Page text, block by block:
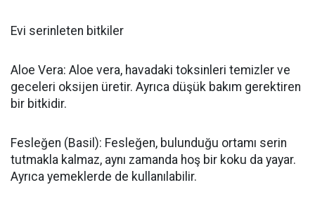
Evi serinleten bitkiler
Aloe Vera: Aloe vera, havadaki toksinleri temizler ve
geceleri oksijen üretir. Ayrıca düşük bakım gerektiren
bir bitkidir.
Fesleğen (Basil): Fesleğen, bulunduğu ortamı serin
tutmakla kalmaz, aynı zamanda hoş bir koku da yayar.
Ayrıca yemeklerde de kullanılabilir.